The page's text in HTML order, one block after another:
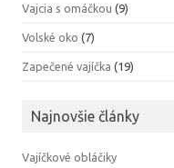
Vajcia s omáčkou (9)
Volské oko (7)
Zapečené vajíčka (19)
Najnovšie články
Vajíčkové obláčiky